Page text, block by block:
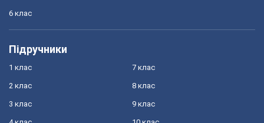
6 клас
Підручники
1 клас
2 клас
3 клас
7 клас
8 клас
9 клас